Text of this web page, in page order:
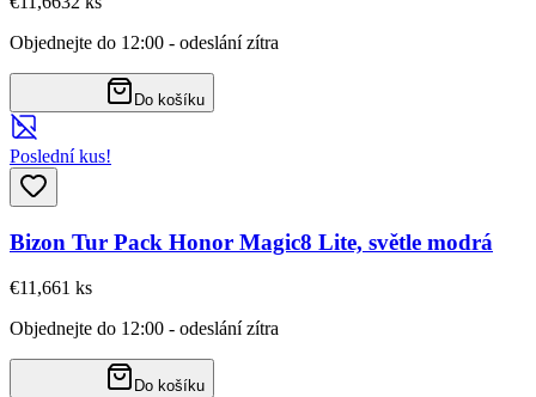
Objednejte do 12:00 - odeslání zítra
Do košíku
Poslední kus!
Bizon Tur Pack Honor Magic8 Lite, světle modrá
€11,661 ks
Objednejte do 12:00 - odeslání zítra
Do košíku